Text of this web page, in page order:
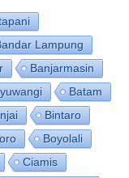
Lampung
Banjarmasin
Batam
Bintaro
Boyolali
Ciamis